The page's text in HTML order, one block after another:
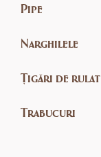
Pipe
Narghilele
Țigări de rulat
Trabucuri